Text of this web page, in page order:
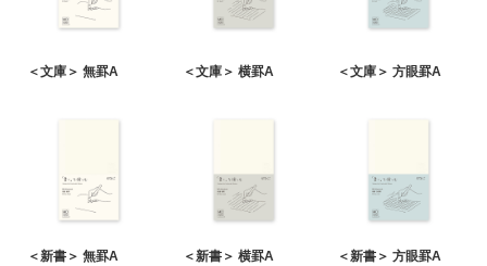
＜文庫＞ 無罫A ＜文庫＞ 横罫A ＜文庫＞ 方眼罫A
＜新書＞ 無罫A ＜新書＞ 横罫A ＜新書＞ 方眼罫A